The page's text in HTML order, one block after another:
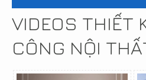
VIDEOS THIẾT
CÔNG NỘI